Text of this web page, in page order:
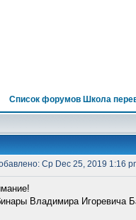
Список форумов Школа
Ср Dec 25, 2019 1:16
Владимира Игоревича